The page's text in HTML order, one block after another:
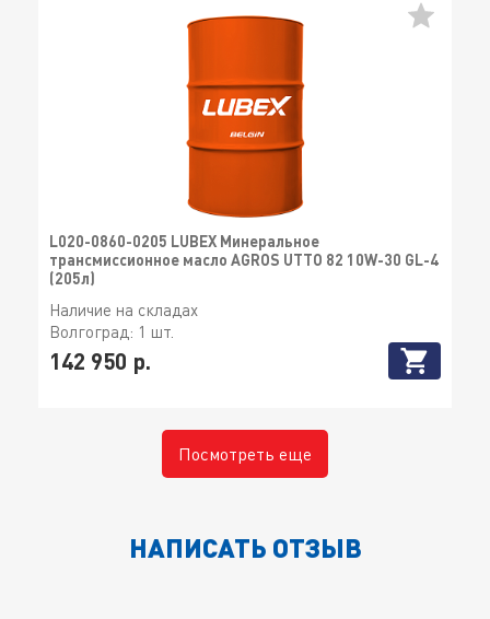
L020-0860-0205 LUBEX Минеральное
трансмиссионное масло AGROS UTTO 82 10W-30 GL-4
(205л)
Наличие на складах
Волгоград: 1 шт.
142 950 р.
Посмотреть еще
НАПИСАТЬ ОТЗЫВ